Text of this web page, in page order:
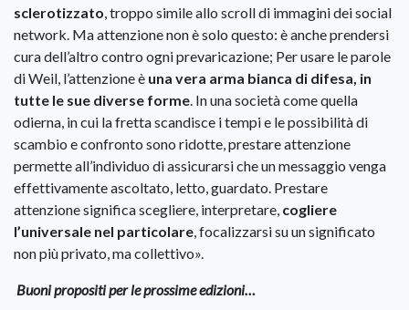
sclerotizzato , troppo simile allo scroll di immagini dei social
network. Ma attenzione non è solo questo: è anche prendersi
cura dell’altro contro ogni prevaricazione; Per usare le parole
di Weil, l’attenzione è una vera arma bianca di difesa, in
tutte le sue diverse forme . In una società come quella
odierna, in cui la fretta scandisce i tempi e le possibilità di
scambio e confronto sono ridotte, prestare attenzione
permette all’individuo di assicurarsi che un messaggio venga
effettivamente ascoltato, letto, guardato. Prestare
attenzione significa scegliere, interpretare, cogliere
l’universale nel particolare , focalizzarsi su un significato
non più privato, ma collettivo».
Buoni propositi per le prossime edizioni…